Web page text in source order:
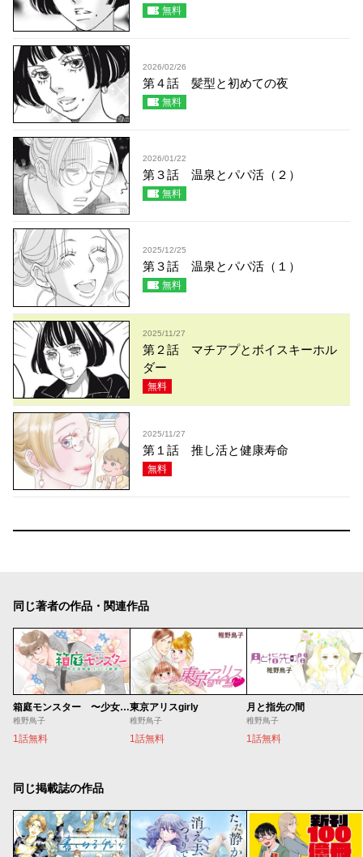
無料
2026/02/26
第４話 髪型と初めての夜
無料
2026/01/22
第３話 温泉とパパ活（２）
無料
2025/12/25
第３話 温泉とパパ活（１）
無料
2025/11/27
第２話 マチアプとボイスキーホル
ダー
無料
2025/11/27
第１話 推し活と健康寿命
無料
同じ著者の作品・関連作品
箱庭モンスター 〜少女漫画家、ときどき紙袋〜
稚野鳥子
1話無料
東京アリスgirly
稚野鳥子
1話無料
月と指先の間
稚野鳥子
1話無料
同じ掲載誌の作品